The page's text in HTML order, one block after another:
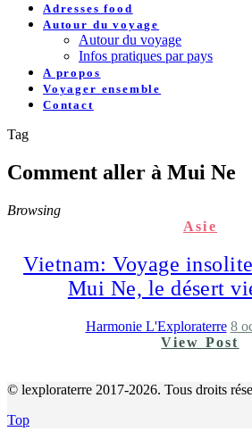
Adresses food
Autour du voyage
Autour du voyage
Infos pratiques par pays
A propos
Voyager ensemble
Contact
Tag
Comment aller à Mui Ne
Browsing
Asie
Vietnam: Voyage
Mui Ne, le désert
Harmonie L'Exploraterre 8
View Post
© lexploraterre 2017-2026. Tous droits
Top